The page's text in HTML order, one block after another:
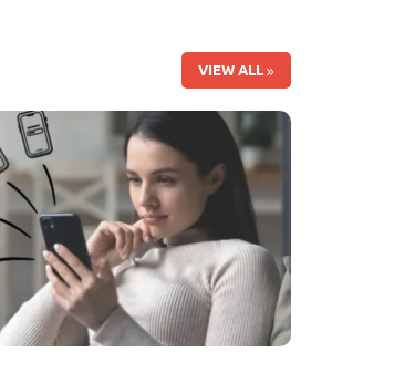
VIEW ALL